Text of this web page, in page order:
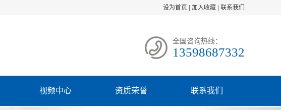
设为首页 加入收藏 联系我们
全国咨询热线：
13598687332
视频中心 资质荣誉 联系我们